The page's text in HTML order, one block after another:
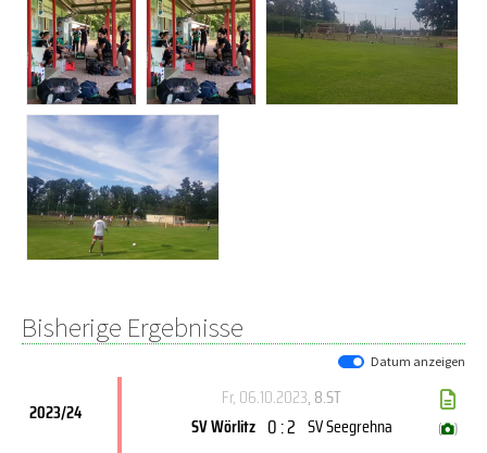
Bisherige Ergebnisse
Datum anzeigen
2023/24
Fr, 06.10.2023, 8.ST
SV Wörlitz 0 : 2 SV Seegrehna ( )